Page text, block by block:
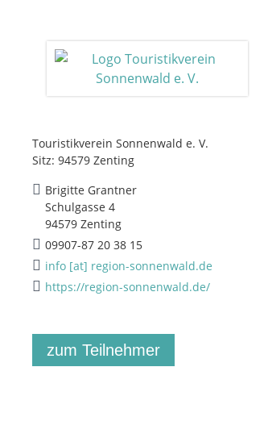
Touristikverein Sonnenwald e. V.
Sitz: 94579 Zenting
Brigitte Grantner
Schulgasse 4
94579 Zenting
09907-87 20 38 15
info [at] region-sonnenwald.de
https://region-sonnenwald.de/
zum Teilnehmer